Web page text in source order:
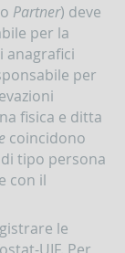
o Partner) deve
per la
anagrafici
per
fisica e ditta
coincidono
di tipo persona
con il
le